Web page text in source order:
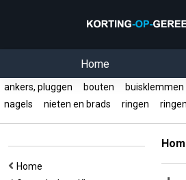
Home
ankers, pluggen bouten buisklemmen
nagels
nieten en brads ringen
Home